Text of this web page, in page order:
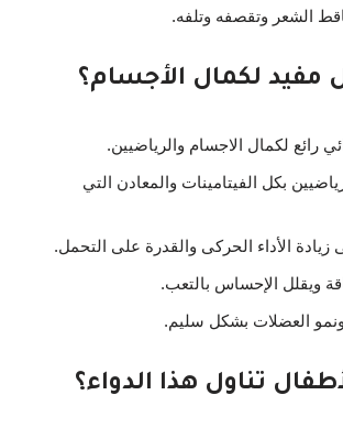
الشعر وتقصفه وتلفه.
مفيد لكمال الأجسام؟
رائع لكمال الاجسام والرياضيين.
بكل الفيتامينات والمعادن التي
زيادة الأداء الحركى والقدرة على التحمل.
ويقلل الإحساس بالتعب.
ونمو العضلات بشكل سليم.
تناول هذا الدواء؟